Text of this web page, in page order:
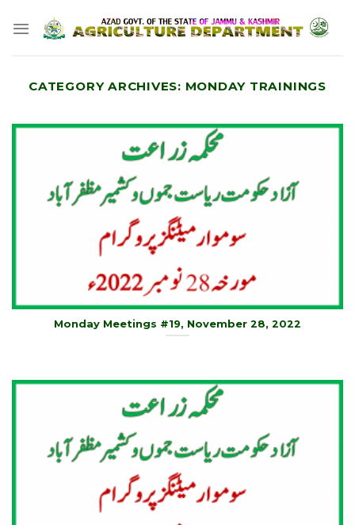
CATEGORY ARCHIVES: MONDAY TRAININGS
Monday Meetings #19, November 28, 2022